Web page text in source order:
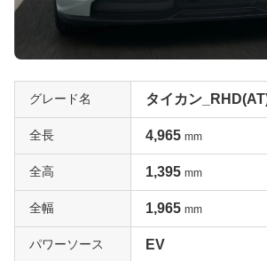
グレード名 タイカン
全長 4,965 mm
全高 1,395 mm
全幅 1,965 mm
パワーソース EV